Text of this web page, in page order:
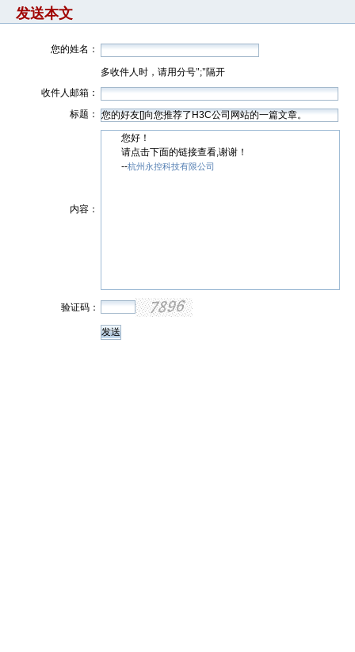
发送本文
您的姓名：
多收件人时，请用分号";"隔开
收件人邮箱：
标题：
内容：
您好！
请点击下面的链接查看,谢谢！
--杭州永控科技有限公司
验证码：